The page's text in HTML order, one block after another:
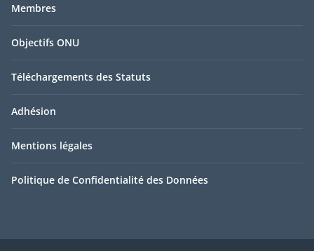
Membres
Objectifs ONU
Téléchargements des Statuts
Adhésion
Mentions légales
Politique de Confidentialité des Données